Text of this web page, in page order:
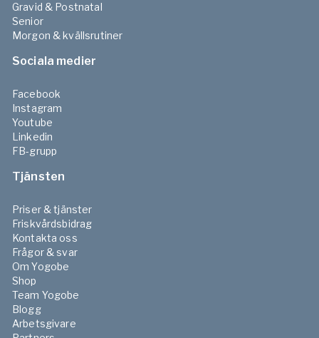
Gravid & Postnatal
Senior
Morgon & kvällsrutiner
Sociala medier
Facebook
Instagram
Youtube
Linkedin
FB-grupp
Tjänsten
Priser & tjänster
Friskvårdsbidrag
Kontakta oss
Frågor & svar
Om Yogobe
Shop
Team Yogobe
Blogg
Arbetsgivare